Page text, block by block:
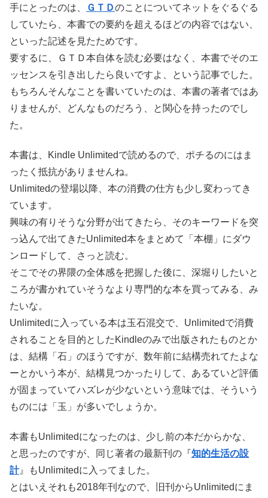
手にとったのは、 ＧＴＤのことについてネットをぐるぐる
していたら、本書での要約を超えるほどの内容ではない、
といった記述を見たためです。
要するに、ＧＴＤ本自体を読む必要はなく、本書でそのエ
ッセンスを引き出したら良いですよ、という記事でした。
もちろんそんなことを書いていたのは、本書の著者ではあ
りませんが、どんなものだろう、と関心を持ったのでし
た。
本書は、Kindle Unlimitedで読めるので、ポチるのにはま
ったく抵抗がありませんね。
Unlimitedの登場以降、本の消費の仕方も少し変わってき
ています。
興味の有りそうな分野が出てきたら、そのキーワードを突
っ込んで出てきたUnlimited本をまとめて「本棚」にダウ
ンロードして、さっと読む。
そこでその界隈の全体感を把握した後に、深堀りしたいと
ころが書かれていそうなより専門的な本を買ってみる、み
たいな。
Unlimitedに入っている本は玉石混交で、Unlimitedで消費
されることを目的としたKindleのみで出版されたものとか
は、結構「石」のほうですが、数年前に結構売れてたよな
ーとかいう本が、結構見つかったりして、あるていど評価
が固まっていてハズレが少ないという意味では、そういう
ものには「玉」が多いでしょうか。
本書もUnlimitedになったのは、少し前の本だからかな、
と思ったのですが、同じ著者の最新刊の『知的生活の設
計』もUnlimitedに入ってました。
とはいえそれも2018年刊なので、旧刊からUnlimitedにま